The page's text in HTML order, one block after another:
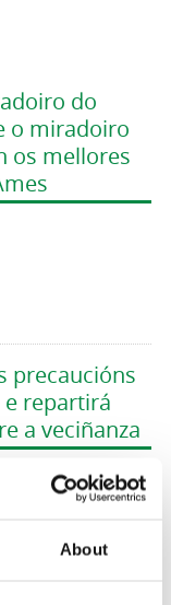
About
do
o miradoiro
os mellores
precaucións
e repartirá
a veciñanza